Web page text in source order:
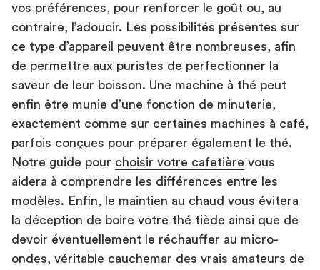
vos préférences, pour renforcer le goût ou, au
contraire, l’adoucir. Les possibilités présentes sur
ce type d’appareil peuvent être nombreuses, afin
de permettre aux puristes de perfectionner la
saveur de leur boisson. Une machine à thé peut
enfin être munie d’une fonction de minuterie,
exactement comme sur certaines machines à café,
parfois conçues pour préparer également le thé.
Notre guide pour choisir votre cafetière vous
aidera à comprendre les différences entre les
modèles. Enfin, le maintien au chaud vous évitera
la déception de boire votre thé tiède ainsi que de
devoir éventuellement le réchauffer au micro-
ondes, véritable cauchemar des vrais amateurs de